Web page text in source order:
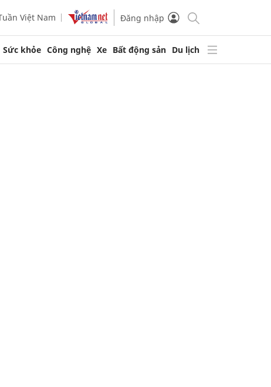
Việt Nam Đăng nhập
Sức khỏe Công nghệ Xe Bất động sản Du lịch